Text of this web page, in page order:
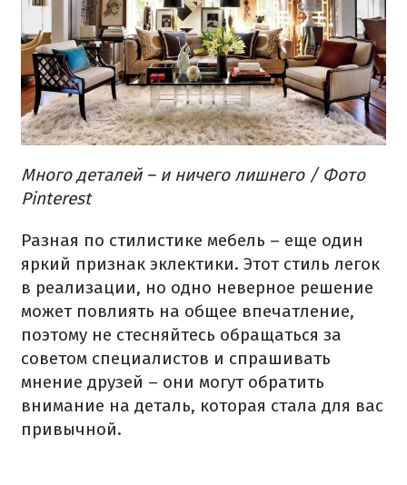
Много деталей – и ничего лишнего/ Фото
Pinterest
Разная по стилистике мебель – еще один
яркий признак эклектики. Этот стиль легок
в реализации, но одно неверное решение
может повлиять на общее впечатление,
поэтому не стесняйтесь обращаться за
советом специалистов и спрашивать
мнение друзей – они могут обратить
внимание на деталь, которая стала для вас
привычной.